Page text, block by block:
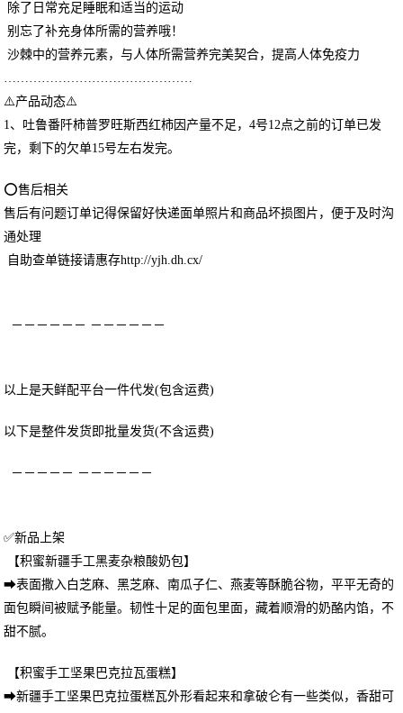
除了日常充足睡眠和适当的运动
别忘了补充身体所需的营养哦！
沙棘中的营养元素，与人体所需营养完美契合，提高人体免疫力
………………………………………
⚠️产品动态⚠️
1、吐鲁番阡柿普罗旺斯西红柿因产量不足，4号12点之前的订单已发
完，剩下的欠单15号左右发完。
⭕售后相关
售后有问题订单记得保留好快递面单照片和商品坏损图片，便于及时沟
通处理
自助查单链接请惠存http://yjh.dh.cx/
－－－－－－ －－－－－－
以上是天鲜配平台一件代发(包含运费)
以下是整件发货即批量发货(不含运费)
－－－－－ －－－－－－
✅新品上架
【积蜜新疆手工黑麦杂粮酸奶包】
➡表面撒入白芝麻、黑芝麻、南瓜子仁、燕麦等酥脆谷物，平平无奇的
面包瞬间被赋予能量。韧性十足的面包里面，藏着顺滑的奶酪内馅，不
甜不腻。
【积蜜手工坚果巴克拉瓦蛋糕】
➡新疆手工坚果巴克拉蛋糕瓦外形看起来和拿破仑有一些类似，香甜可